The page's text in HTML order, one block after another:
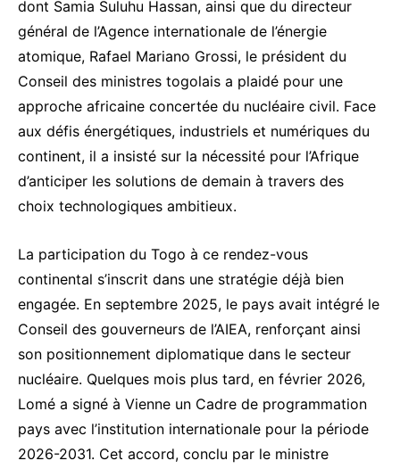
dont Samia Suluhu Hassan, ainsi que du directeur
général de l’Agence internationale de l’énergie
atomique, Rafael Mariano Grossi, le président du
Conseil des ministres togolais a plaidé pour une
approche africaine concertée du nucléaire civil. Face
aux défis énergétiques, industriels et numériques du
continent, il a insisté sur la nécessité pour l’Afrique
d’anticiper les solutions de demain à travers des
choix technologiques ambitieux.
La participation du Togo à ce rendez-vous
continental s’inscrit dans une stratégie déjà bien
engagée. En septembre 2025, le pays avait intégré le
Conseil des gouverneurs de l’AIEA, renforçant ainsi
son positionnement diplomatique dans le secteur
nucléaire. Quelques mois plus tard, en février 2026,
Lomé a signé à Vienne un Cadre de programmation
pays avec l’institution internationale pour la période
2026-2031. Cet accord, conclu par le ministre